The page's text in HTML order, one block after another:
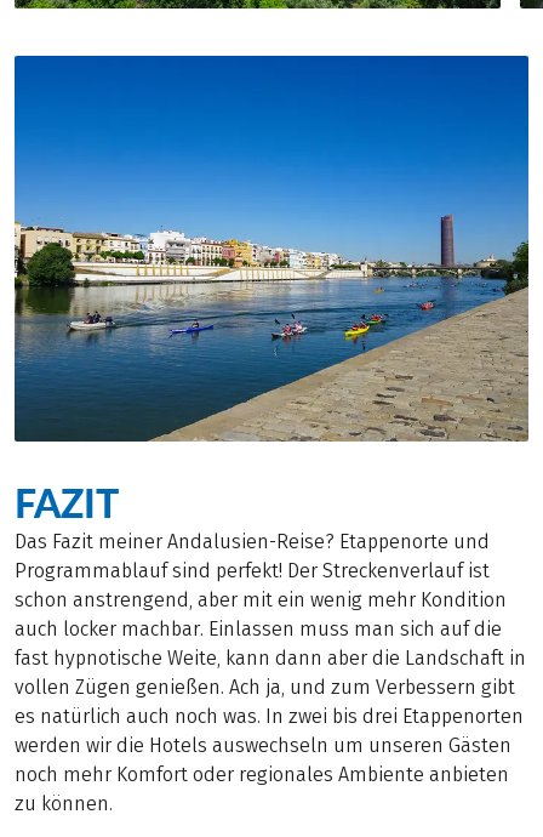
FAZIT
Das Fazit meiner Andalusien-Reise? Etappenorte und
Programmablauf sind perfekt! Der Streckenverlauf ist
schon anstrengend, aber mit ein wenig mehr Kondition
auch locker machbar. Einlassen muss man sich auf die
fast hypnotische Weite, kann dann aber die Landschaft in
vollen Zügen genießen. Ach ja, und zum Verbessern gibt
es natürlich auch noch was. In zwei bis drei Etappenorten
werden wir die Hotels auswechseln um unseren Gästen
noch mehr Komfort oder regionales Ambiente anbieten
zu können.